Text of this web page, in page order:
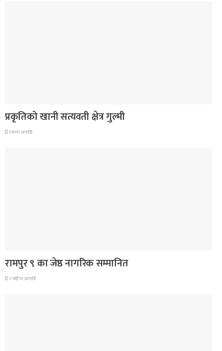
प्रकृतिको खानी सत्यवती क्षेत्र गुल्मी
१ हप्ता अगाडि
रामपुर ९ का जेष्ठ नागरिक सम्मानित
२ महिना अगाडि